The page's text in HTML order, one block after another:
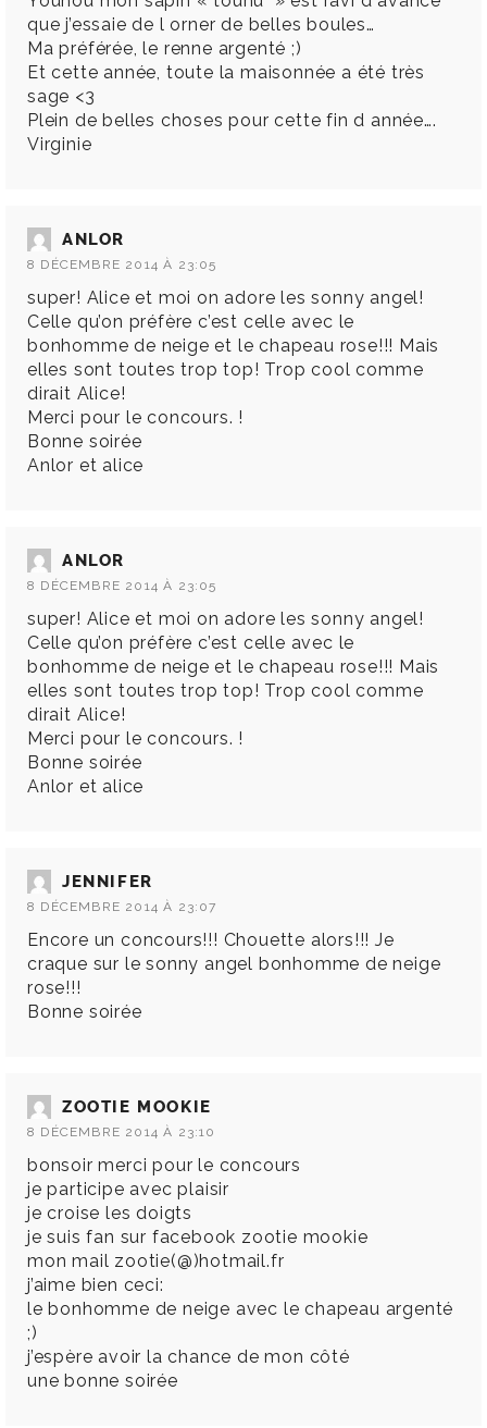
que j’essaie de l orner de belles boules…
Ma préférée, le renne argenté ;)
Et cette année, toute la maisonnée a été très
sage <3
Plein de belles choses pour cette fin d année….
Virginie
ANLOR
8 DÉCEMBRE 2014 À 23:05
super! Alice et moi on adore les sonny angel!
Celle qu’on préfère c’est celle avec le
bonhomme de neige et le chapeau rose!!! Mais
elles sont toutes trop top! Trop cool comme
dirait Alice!
Merci pour le concours. !
Bonne soirée
Anlor et alice
ANLOR
8 DÉCEMBRE 2014 À 23:05
super! Alice et moi on adore les sonny angel!
Celle qu’on préfère c’est celle avec le
bonhomme de neige et le chapeau rose!!! Mais
elles sont toutes trop top! Trop cool comme
dirait Alice!
Merci pour le concours. !
Bonne soirée
Anlor et alice
JENNIFER
8 DÉCEMBRE 2014 À 23:07
Encore un concours!!! Chouette alors!!! Je
craque sur le sonny angel bonhomme de neige
rose!!!
Bonne soirée
ZOOTIE MOOKIE
8 DÉCEMBRE 2014 À 23:10
bonsoir merci pour le concours
je participe avec plaisir
je croise les doigts
je suis fan sur facebook zootie mookie
mon mail zootie(@)hotmail.fr
j’aime bien ceci:
le bonhomme de neige avec le chapeau argenté
;)
j’espère avoir la chance de mon côté
une bonne soirée